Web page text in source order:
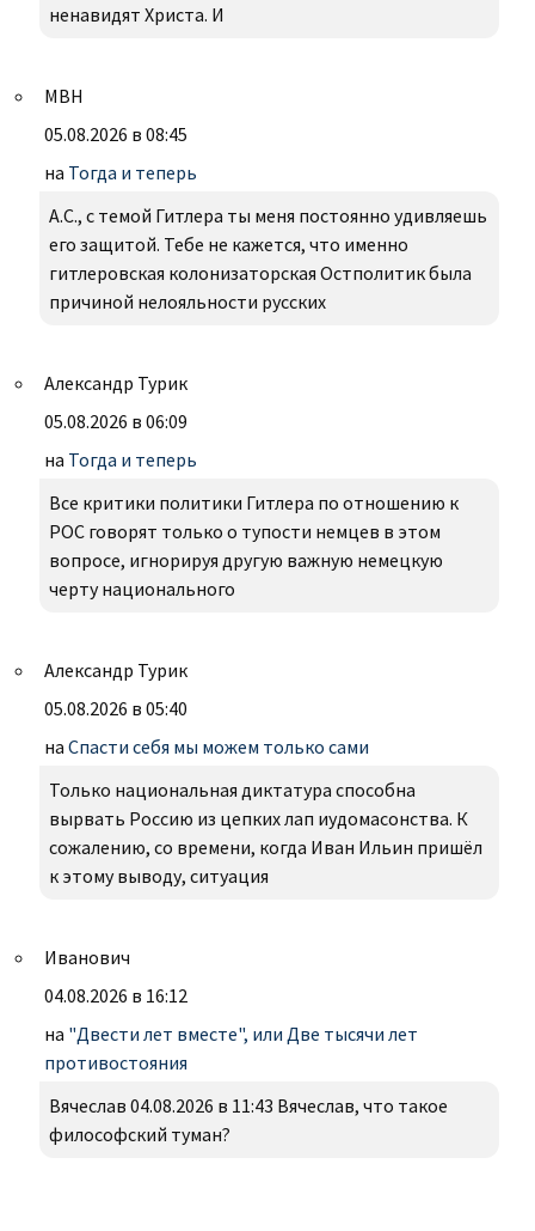
ненавидят Христа. И
МВН
05.08.2026 в 08:45
на Тогда и теперь
А.С., с темой Гитлера ты меня постоянно удивляешь
его защитой. Тебе не кажется, что именно
гитлеровская колонизаторская Остполитик была
причиной нелояльности русских
Александр Турик
05.08.2026 в 06:09
на Тогда и теперь
Все критики политики Гитлера по отношению к
РОС говорят только о тупости немцев в этом
вопросе, игнорируя другую важную немецкую
черту национального
Александр Турик
05.08.2026 в 05:40
на Спасти себя мы можем только сами
Только национальная диктатура способна
вырвать Россию из цепких лап иудомасонства. К
сожалению, со времени, когда Иван Ильин пришёл
к этому выводу, ситуация
Иванович
04.08.2026 в 16:12
на "Двести лет вместе", или Две тысячи лет
противостояния
Вячеслав 04.08.2026 в 11:43 Вячеслав, что такое
философский туман?